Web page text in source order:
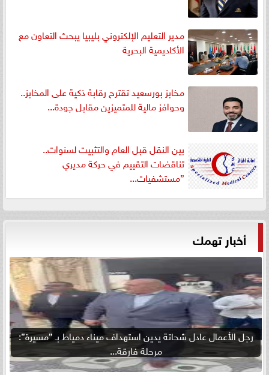
مدير التعليم الإلكتروني بليبيا يبحث التعاون مع
الأكاديمية البحرية
مخابز بورسعيد تقترح رقابة ذكية على المخابز..
وحوافز مالية للمتميزين مقابل جودة...
بين النقل قبل العام والتثبيت لسنوات..
تناقضات التقييم في حركة مديري
”مستشفيات...
أخبار تهمك
رجل الأعمال عادل شحاتة يدين استهداف ميناء دمياط بـ ”مسيرة”:
مرحلة فارقة...